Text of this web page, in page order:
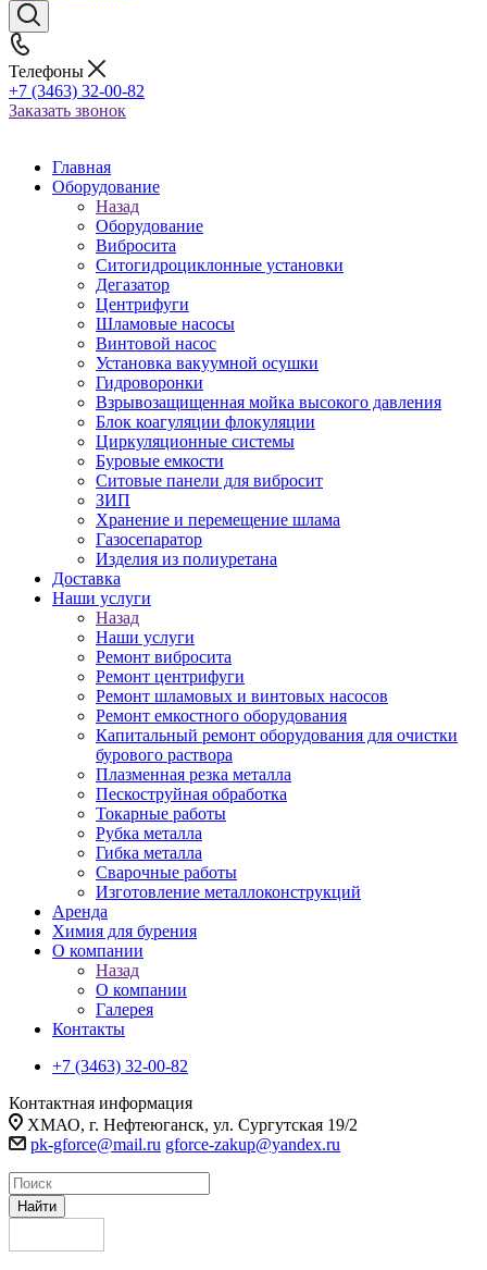
Телефоны
+7 (3463) 32-00-82
Заказать звонок
Главная
Оборудование
Назад
Оборудование
Вибросита
Ситогидроциклонные установки
Дегазатор
Центрифуги
Шламовые насосы
Винтовой насос
Установка вакуумной осушки
Гидроворонки
Взрывозащищенная мойка высокого давления
Блок коагуляции флокуляции
Циркуляционные системы
Буровые емкости
Ситовые панели для вибросит
ЗИП
Хранение и перемещение шлама
Газосепаратор
Изделия из полиуретана
Доставка
Наши услуги
Назад
Наши услуги
Ремонт вибросита
Ремонт центрифуги
Ремонт шламовых и винтовых насосов
Ремонт емкостного оборудования
Капитальный ремонт оборудования для очистки
бурового раствора
Плазменная резка металла
Пескоструйная обработка
Токарные работы
Рубка металла
Гибка металла
Сварочные работы
Изготовление металлоконструкций
Аренда
Химия для бурения
О компании
Назад
О компании
Галерея
Контакты
+7 (3463) 32-00-82
Контактная информация
ХМАО, г. Нефтеюганск, ул. Сургутская 19/2
pk-gforce@mail.ru gforce-zakup@yandex.ru
Найти